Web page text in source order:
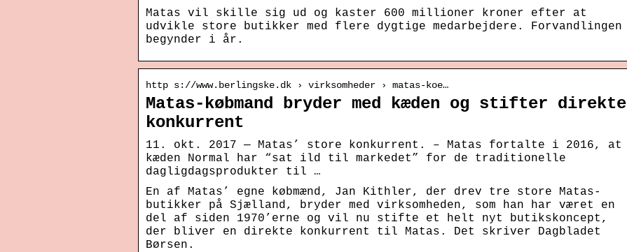
Matas vil skille sig ud og kaster 600 millioner kroner efter at
udvikle store butikker med flere dygtige medarbejdere. Forvandlingen
begynder i år.
http s://www.berlingske.dk › virksomheder › matas-koe…
Matas-købmand bryder med kæden og stifter direkte
konkurrent
11. okt. 2017 — Matas’ store konkurrent. – Matas fortalte i 2016, at
kæden Normal har “sat ild til markedet” for de traditionelle
dagligdagsprodukter til …
En af Matas’ egne købmænd, Jan Kithler, der drev tre store Matas-
butikker på Sjælland, bryder med virksomheden, som han har været en
del af siden 1970’erne og vil nu stifte et helt nyt butikskoncept,
der bliver en direkte konkurrent til Matas. Det skriver Dagbladet
Børsen.